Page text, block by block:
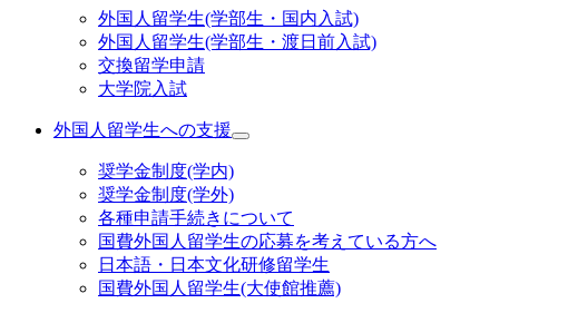
外国人留学生(学部生・国内入試)
外国人留学生(学部生・渡日前入試)
交換留学申請
大学院入試
外国人留学生への支援
奨学金制度(学内)
奨学金制度(学外)
各種申請手続きについて
国費外国人留学生の応募を考えている方へ
日本語・日本文化研修留学生
国費外国人留学生(大使館推薦)